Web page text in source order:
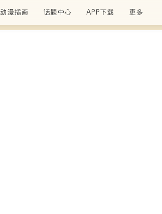
动漫插画 话题中心 APP下载 更多